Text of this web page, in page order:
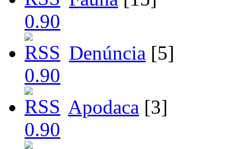
Denúncia [5]
Apodaca [3]